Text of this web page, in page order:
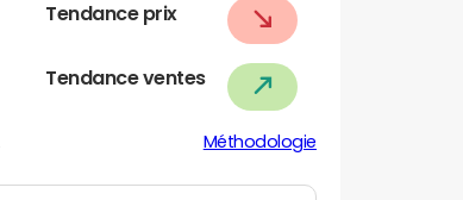
Tendance prix
Tendance ventes
Méthodologie